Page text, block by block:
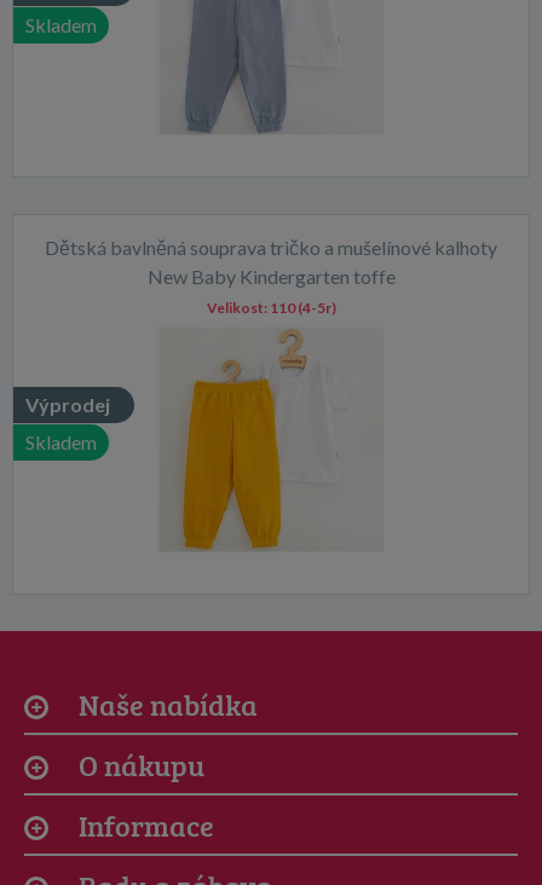
Skladem
Dětská bavlněná souprava tričko a mušelínové kalhoty
New Baby Kindergarten toffe
Výprodej
Skladem
Velikost: 110 (4-5r)
Naše nabídka
O nákupu
Informace